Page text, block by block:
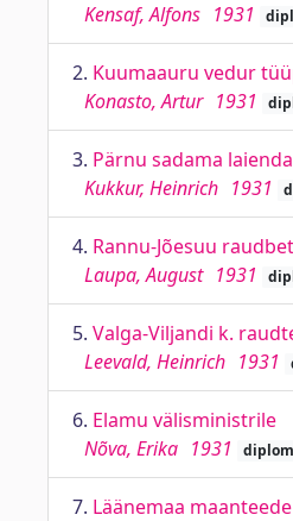
Kensaf, Alfons 1931
2. Kuumaauru vedur
Konasto, Artur 1931
3. Pärnu sadama
Kukkur, Heinrich 1931
4. Rannu-Jõesuu
Laupa, August 1931
5. Valga-Viljandi k.
Leevald, Heinrich 1931
6. Elamu välisministrile
Nõva, Erika 1931
7. Läänemaa